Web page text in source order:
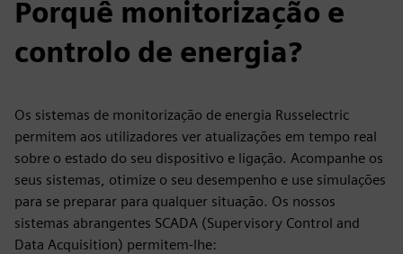
Porquê monitorização e
controlo de energia?
Os sistemas de monitorização de energia Russelectric
permitem aos utilizadores ver atualizações em tempo real
sobre o estado do seu dispositivo e ligação. Acompanhe os
seus sistemas, otimize o seu desempenho e use simulações
para se preparar para qualquer situação. Os nossos
sistemas abrangentes SCADA (Supervisory Control and
Data Acquisition) permitem-lhe: